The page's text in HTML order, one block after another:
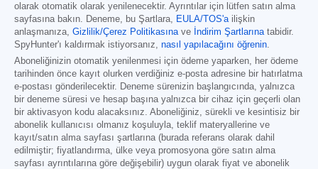
olarak otomatik olarak yenilenecektir. Ayrıntılar için lütfen satın alma
sayfasına bakın. Deneme, bu Şartlara, EULA/TOS'ailişkin
anlaşmanıza, Gizlilik/Çerez Politikasınave İndirim Şartlarınatabidir.
SpyHunter'ı kaldırmak istiyorsanız, nasıl yapılacağını öğrenin.
Aboneliğinizin otomatik yenilenmesi için ödeme yaparken, her ödeme
tarihinden önce kayıt olurken verdiğiniz e-posta adresine bir hatırlatma
e-postası gönderilecektir. Deneme sürenizin başlangıcında, yalnızca
bir deneme süresi ve hesap başına yalnızca bir cihaz için geçerli olan
bir aktivasyon kodu alacaksınız. Aboneliğiniz, sürekli ve kesintisiz bir
abonelik kullanıcısı olmanız koşuluyla, teklif materyallerine ve
kayıt/satın alma sayfası şartlarına (burada referans olarak dahil
edilmiştir; fiyatlandırma, ülke veya promosyona göre satın alma
sayfası ayrıntılarına göre değişebilir) uygun olarak fiyat ve abonelik